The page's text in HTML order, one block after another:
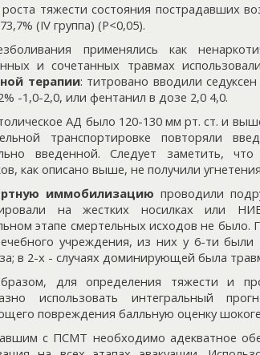
тяжести состояния пострадавших
(IV группа) (Р<0,05).
применялись как
и сочетанных травмах
терапии: титровано вводили
-1,0-2,0, или фентанил в дозе 2,0 4,0.
АД было 120-130 мм рт. ст. и
транспортировке повторяли
введенной. Следует заметить,
как описано выше, не получили
иммобилизацию проводили
на жестких носилках или
этапе смертельных исходов не было.
учреждения, из них у 6-ти
в 2-х - случаях доминирующей была
для определения тяжести и
использовать интегральный
повреждения балльную оценку
с ПСМТ необходимо адекватное